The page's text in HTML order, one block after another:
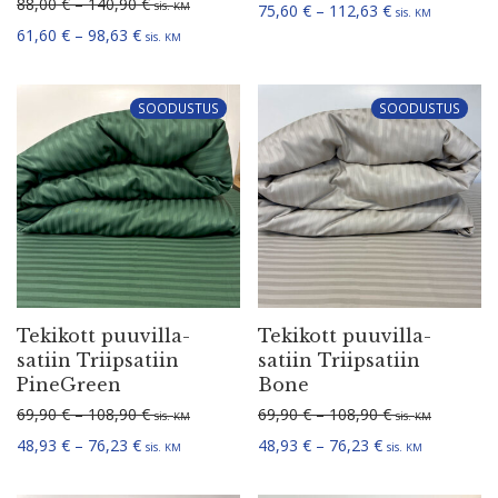
sis.KM
61,60 € – 98,63 €Hinna­va­hemik: 61,60 € kuni 98,63 €
sis. KM
75,60 € – 112,63 € sis. KM
SOODUSTUS
Tekikott puuvil­la­
satiin Triip­satiin
PineGreen
69,90€ – 108,90€Hinna­va­hemik: 69,90 € kuni 108,90 €
sis.KM
48,93 € – 76,23 €Hinna­va­hemik: 48,93 € kuni 76,23 €
sis. KM
SOODUSTUS
Tekikott puuvil­la­
satiin Triip­satiin
Bone
69,90€ – 108,90€ sis.KM
48,93 € – 76,23 €Hinna­va­hemik:
sis. KM